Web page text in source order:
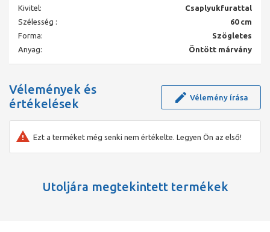
Kivitel:
Csaplyukfurattal
Szélesség :
60 cm
Forma:
Szögletes
Anyag:
Öntött márvány
Vélemények és
értékelések
Vélemény írása
Ezt a terméket még senki nem értékelte. Legyen Ön az első!
Utoljára megtekintett termékek